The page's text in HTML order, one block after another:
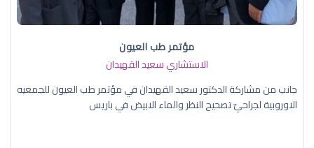
مؤتمر طب العيون
الاستشاري سعيد القهيدان
جانب من مشاركة الدكتور سعيد القهيدان في مؤتمر طب العيون للجمعيه
الاوروبية لجراحيّ تصحيح النظر والماء الابيض في باريس